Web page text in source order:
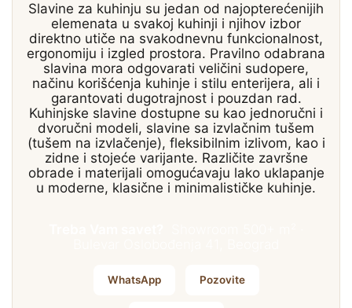
Slavine za kuhinju su jedan od najopterećenijih
elemenata u svakoj kuhinji i njihov izbor
direktno utiče na svakodnevnu funkcionalnost,
ergonomiju i izgled prostora. Pravilno odabrana
slavina mora odgovarati veličini sudopere,
načinu korišćenja kuhinje i stilu enterijera, ali i
garantovati dugotrajnost i pouzdan rad.
Kuhinjske slavine dostupne su kao jednoručni i
dvoručni modeli, slavine sa izvlačnim tušem
(tušem na izvlačenje), fleksibilnim izlivom, kao i
zidne i stojeće varijante. Različite završne
obrade i materijali omogućavaju lako uklapanje
u moderne, klasične i minimalističke kuhinje.
WhatsApp Pozovite